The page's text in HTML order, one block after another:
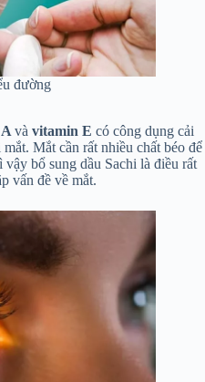
đường
và vitamin E có công dụng cải
Mắt cần rất nhiều chất béo để
bổ sung dầu Sachi là điều rất
vấn đề về mắt.